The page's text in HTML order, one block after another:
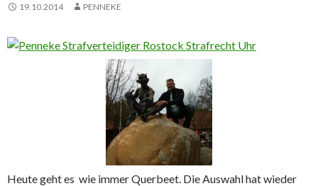
19.10.2014 PENNEKE
Heute geht es wie immer Querbeet. Die Auswahl hat wieder